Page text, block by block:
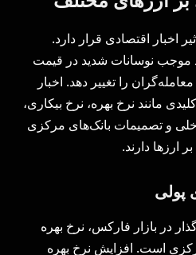
اخبار اقتصادی قرار دارد.
موجب نوسانات شدید در قیمت
را تغییر دهد. اخبار
مانند نرخ بهره، نرخ بیکاری،
و تصمیمات بانک‌های مرکزی
ارزها دارند.
پولی
در بازار فارکس، نرخ بهره
است. افزایش نرخ بهره